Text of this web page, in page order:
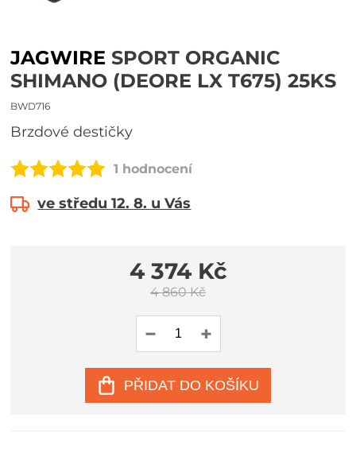
JAGWIRE SPORT ORGANIC
SHIMANO (DEORE LX T675) 25KS
BWD716
brzdové destičky
1 hodnocení
ve středu 12. 8. u Vás
4 374 Kč
4 860 Kč
PŘIDAT DO KOŠÍKU